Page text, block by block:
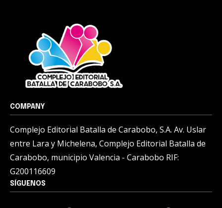
COMPANY
Complejo Editorial Batalla de Carabobo, S.A. Av. Uslar
entre Lara y Michelena, Complejo Editorial Batalla de
Carabobo, municipio Valencia - Carabobo RIF:
G200116609
SÍGUENOS